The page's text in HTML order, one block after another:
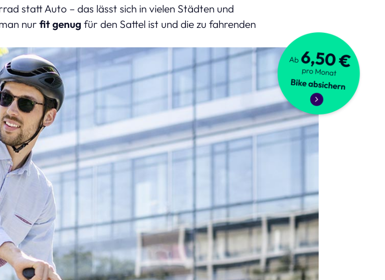
statt Auto – das lässt sich in vielen Städten und
nur fit genug für den Sattel ist und die zu fahrenden